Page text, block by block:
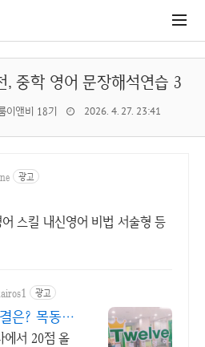
, 중학 영어 문장해석연습 3
이앤비 18기 2026. 4. 27. 23:41
광고
스킬 내신영어 비법 서술형 등
광고
은? 목동
에서 20점 올